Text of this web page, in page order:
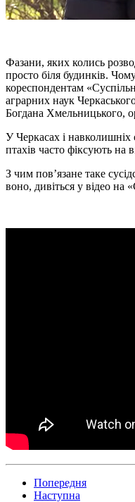
Фазани, яких колись
просто біля будинків.
кореспондентам
аграрних наук
Богдана Хмельницького,
У Черкасах і навколишніх
птахів часто фіксують на
З чим пов’язане таке
воно, дивіться у відео на
Попередня
Наступна